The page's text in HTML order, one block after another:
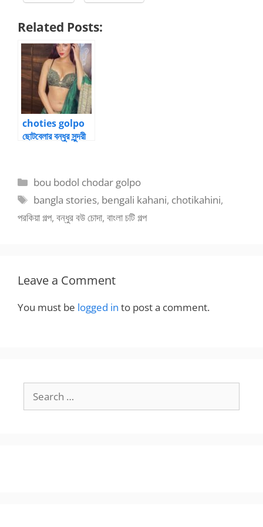
Related Posts:
choties golpo
ছোটবেলার বন্ধুর সুন্দরী
Categories
bou bodol chodar golpo
Tags
bangla stories, bengali kahani, chotikahini,
পরকিয়া গল্প, বন্ধুর বউ চোদা, বাংলা চটি গল্প
Leave a Comment
You must be logged in to post a comment.
for: